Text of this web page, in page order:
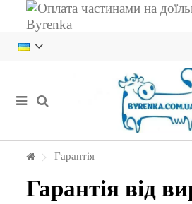
Гарантія
Гарантія від